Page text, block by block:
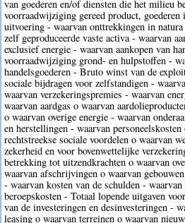
van goederen en/of diensten die het milieu
voorraadwijziging gereed product,
uitvoering - waarvan onttrekkingen in
zelf geproduceerde vaste activa - waarvan
exclusief energie - waarvan aankopen van
voorraadwijziging grond- en hulpstoffen -
handelsgoederen - Bruto winst van de
sociale bijdragen voor zelfstandigen -
waarvan verzekeringspremies - waarvan
waarvan aardgas o waarvan
o waarvan overige energie - waarvan
en herstellingen - waarvan
rechtstreekse sociale voordelen o waarvan
zekerheid en voor bovenwettelijke
betrekking tot uitzendkrachten o waarvan
waarvan afschrijvingen o waarvan
- waarvan kosten van de schulden -
beroepskosten - Totaal lopende uitgaven
van de investeringen en desinvesteringen -
leasing o waarvan terreinen o waarvan